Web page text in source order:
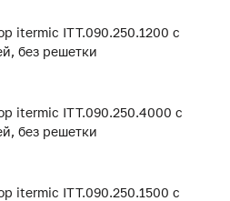
itermic ITT.090.250.1200 с
без решетки
itermic ITT.090.250.4000 с
без решетки
itermic ITT.090.250.1500 с